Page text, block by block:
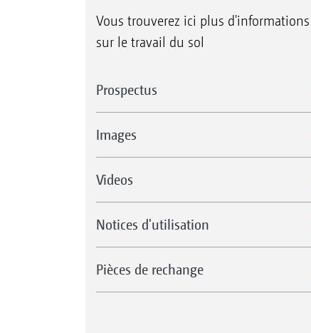
Vous trouverez ici plus d'informations
sur le travail du sol
Prospectus
Images
Videos
Notices d'utilisation
Pièces de rechange